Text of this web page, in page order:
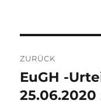
ZURÜCK
Vorheriger
Beitrag:
EuGH -
25.06.2020